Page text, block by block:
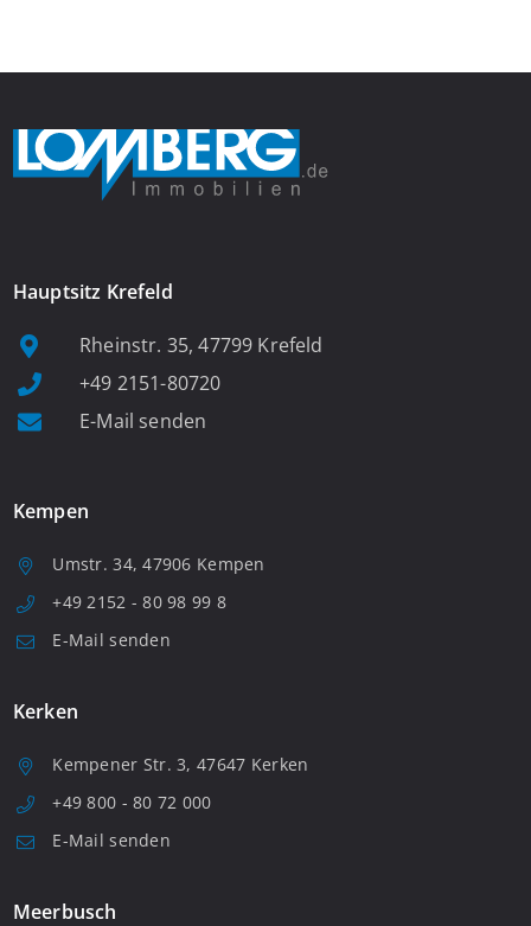
Hauptsitz Krefeld
Rheinstr. 35, 47799 Krefeld
+49 2151-80720
E-Mail senden
Kempen
Umstr. 34, 47906 Kempen
+49 2152 - 80 98 99 8
E-Mail senden
Kerken
Kempener Str. 3, 47647 Kerken
+49 800 - 80 72 000
E-Mail senden
Meerbusch